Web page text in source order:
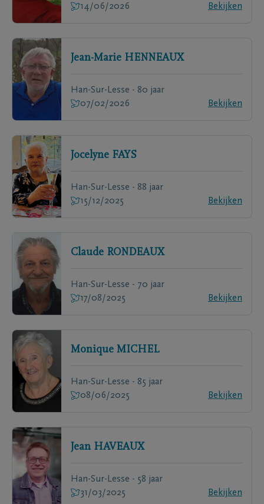
14/06/2026
Bekijken
Jean-Marie HENNEAUX
Han-Sur-Lesse - 80 jaar
07/02/2026
Bekijken
Jocelyne FAYS
Han-Sur-Lesse - 88 jaar
15/12/2025
Bekijken
Claude RONDEAUX
Han-Sur-Lesse - 70 jaar
17/08/2025
Bekijken
Monique MICHEL
Han-Sur-Lesse - 85 jaar
08/06/2025
Bekijken
Jean HAVEAUX
Han-Sur-Lesse - 58 jaar
31/03/2025
Bekijken